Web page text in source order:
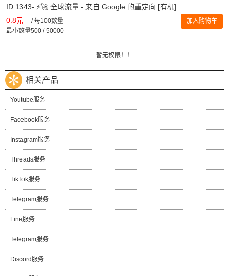
ID:1343- ⚡️🚀 全球流量 - 来自 Google 的重定向 [有机]
0.8元 /每100数量
最小数量500 / 50000
加入购物车
暂无权限！！
相关产品
Youtube服务
Facebook服务
Instagram服务
Threads服务
TikTok服务
Telegram服务
Line服务
Telegram服务
Discord服务